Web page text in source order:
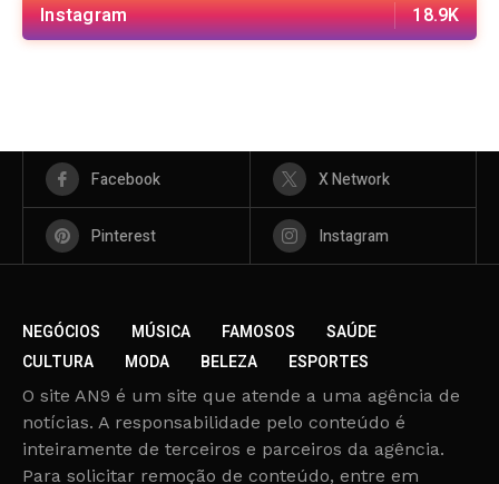
Instagram 18.9K
Facebook X Network
Pinterest Instagram
NEGÓCIOS MÚSICA FAMOSOS
SAÚDE
CULTURA
MODA BELEZA ESPORTES
O site AN9 é um site que atende a uma agência de
notícias. A responsabilidade pelo conteúdo é
inteiramente de terceiros e parceiros da agência.
Para solicitar remoção de conteúdo, entre em